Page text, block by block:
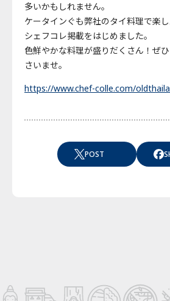
多いかもしれません。
ケータインぐも弊社のタイ料理で楽し
シェフコレ掲載をはじめました。
色鮮やかな料理が盛りだくさん！ぜ
さいませ。
https://www.chef-colle.com/
POST